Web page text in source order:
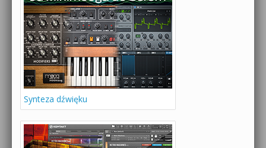
Synteza dźwięku